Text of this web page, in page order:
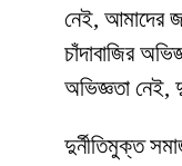
নেই, আমাদের
চাঁদাবাজির
অভিজ্ঞতা নেই,
দুর্নীতিমুক্ত